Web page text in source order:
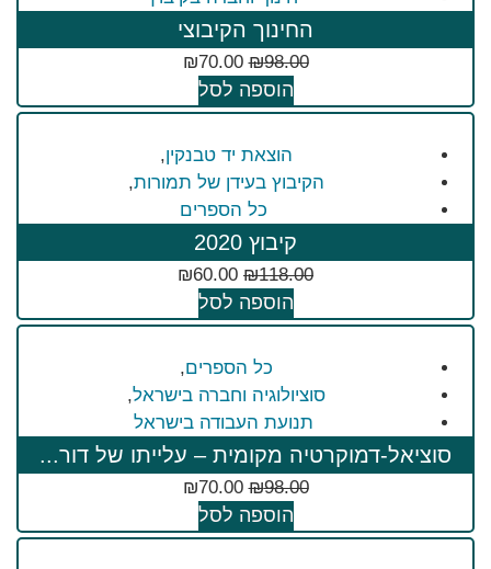
החינוך הקיבוצי
₪98.00
₪70.00
הוספה לסל
הוצאת יד טבנקין,
הקיבוץ בעידן של תמורות,
כל הספרים
קיבוץ 2020
₪118.00
₪60.00
הוספה לסל
כל הספרים,
סוציולוגיה וחברה בישראל,
תנועת העבודה בישראל
סוציאל-דמוקרטיה מקומית – עלייתו של דור...
₪98.00
₪70.00
הוספה לסל